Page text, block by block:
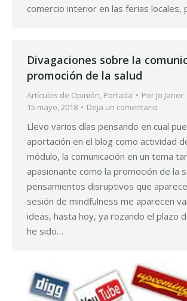
comercio interior en las ferias locales,
Divagaciones sobre la
promoción de la salud
Artículos de Opinión, Portada Por Jo Janer
15 mayo, 2018
Deja un comentario
Llevo varios días pensando en cual
aportación en el blog como actividad
módulo, la comunicación en un tema
apasionante como la promoción de la
pensamientos disruptivos que
sesión de mindfulness me aparecen
ideas, hasta hoy, ya rozando el plazo
he sido…